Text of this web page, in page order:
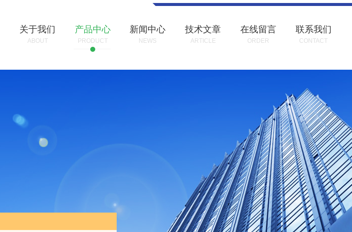
关于我们
ABOUT
产品中心
PRODUCT
新闻中心
NEWS
技术文章
ARTICLE
在线留言
ORDER
联系我们
CONTACT